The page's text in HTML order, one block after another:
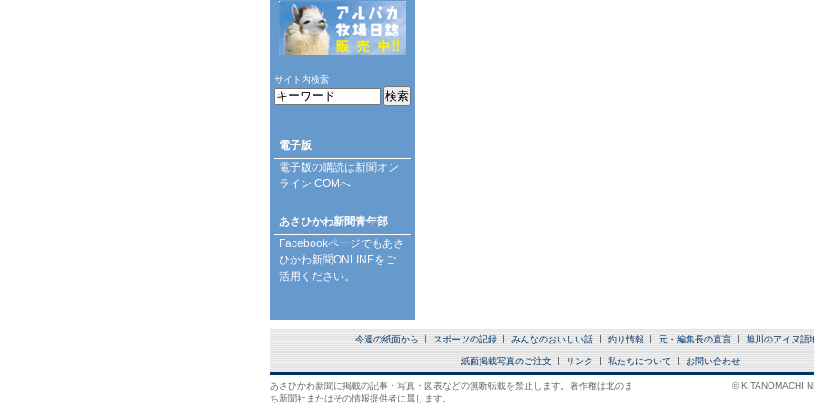
サイト内検索
電子版
電子版の購読は新聞オン
ライン.COMへ
あさひかわ新聞青年部
Facebookページでもあさ
ひかわ新聞ONLINEをご
活用ください。
今週の紙面から スポーツの記録 みんなのおいしい話 釣り情報 元・編集長の直言 旭川のアイヌ語
紙面掲載写真のご注文 リンク 私たちについて お問い合わせ
あさひかわ新聞に掲載の記事・写真・図表などの無断転載を禁止します。著作権は北のま
ち新聞社またはその情報提供者に属します。
© KITANOMACHI